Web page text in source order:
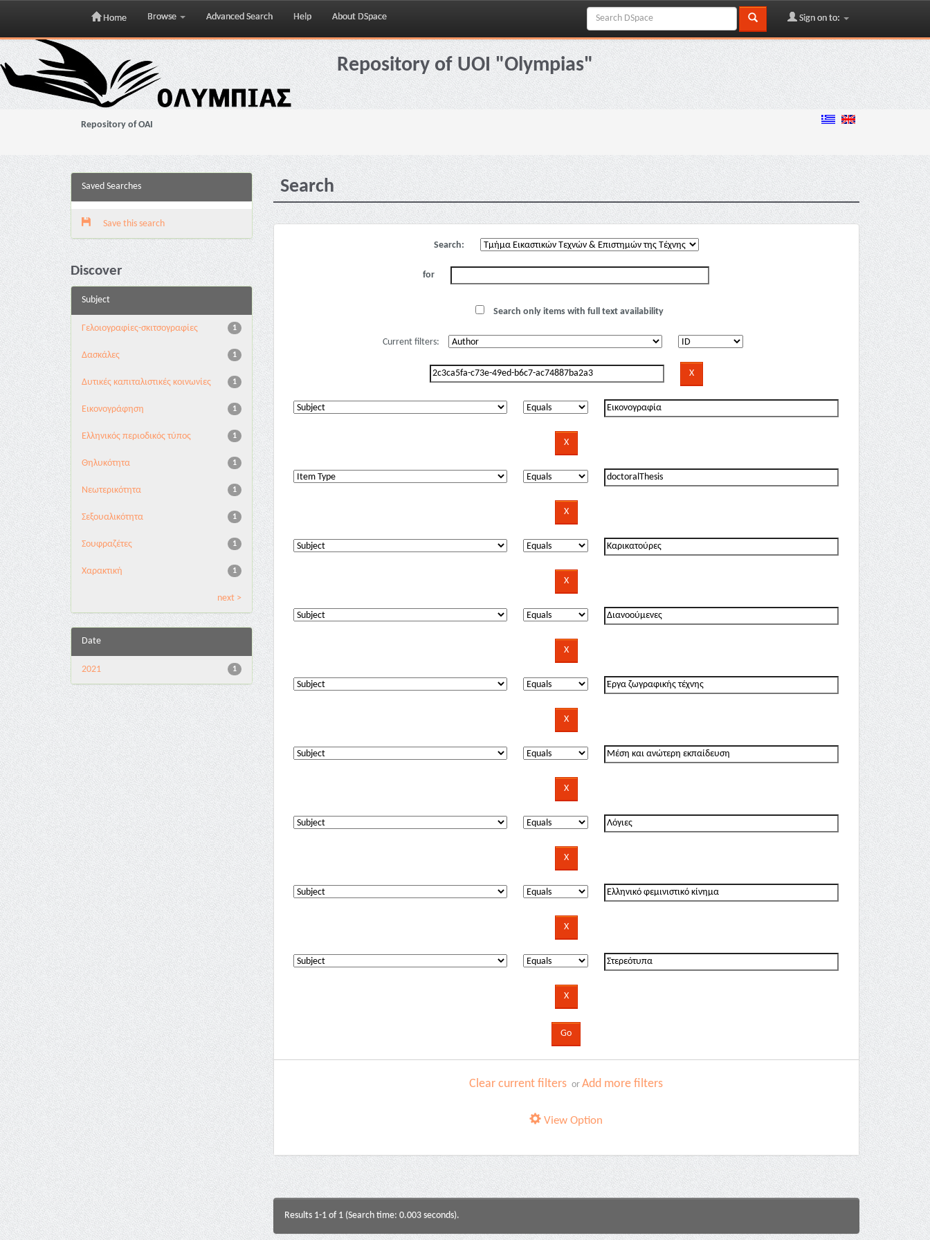
Skip
navigation
Home Browse Advanced Search Help About DSpace Sign on to:
Repository of UOI "Olympias"
Repository of OAI
Saved Searches
Save this search
Discover
Subject
1
Γελοιογραφίες-σκιτσογραφίες
1
Δασκάλες
1
Δυτικές καπιταλιστικές κοινωνίες
1
Εικονογράφηση
1
Ελληνικός περιοδικός τύπος
1
Θηλυκότητα
1
Νεωτερικότητα
1
Σεξουαλικότητα
1
Σουφραζέτες
1
Χαρακτική
next >
Date
1
2021
Search
Search:
for
Search only items with full text availability
Current filters:
Clear current filters orAdd more filters
View Option
Results 1-1 of 1 (Search time: 0.003 seconds).